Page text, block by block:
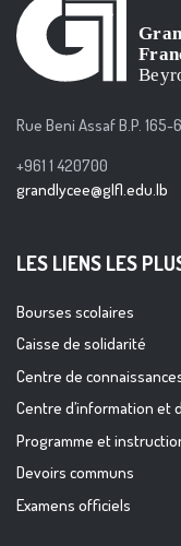
Rue Beni Assaf B.P.
+961 1 420700
grandlycee@glfl.edu.lb
LES LIENS LES
Bourses scolaires
Caisse de solidarité
Centre de
Centre d’information et
Programme et
Devoirs communs
Examens officiels